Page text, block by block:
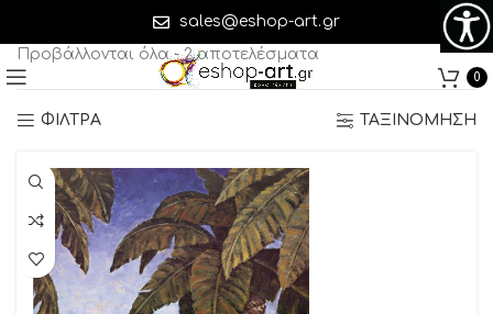
sales@eshop-art.gr
0
Προβάλλονται όλα - 2 αποτελέσματα
ΦΙΛΤΡΑ ΤΑΞΙΝΟΜΗΣΗ